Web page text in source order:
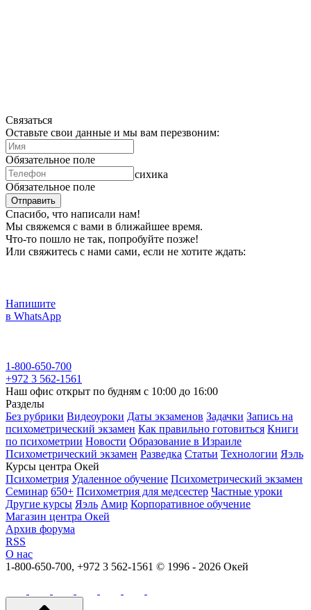
Психометрия и моя психопсихика
Связаться
Оставьте свои данные и мы вам перезвоним:
Обязательное поле
Обязательное поле
Отправить
Спасибо, что написали нам!
Мы свяжемся с вами в ближайшее время.
Что-то пошло не так, попробуйте позже!
Или свяжитесь с нами сами, если не хотите ждать:
Напишите
в WhatsApp
1-800-650-700
+972 3 562-1561
Наш офис открыт по будням с 10:00 до 16:00
Разделы
Без рубрики Видеоуроки Даты экзаменов Задачки Запись на
психометрический экзамен Как правильно готовиться Книги
по психометрии Новости Образование в Израиле
Психометрический экзамен Разведка Статьи Технологии Яэль
Курсы центра Окей
Психометрия Удаленное обучение Психометрический экзамен
Семинар 650+ Психометрия для медсестер Частные уроки
Другие курсы Яэль Амир Корпоративное обучение
Магазин центра Окей
Архив форума
RSS
О нас
1-800-650-700, +972 3 562-1561 © 1996 - 2026 Окей